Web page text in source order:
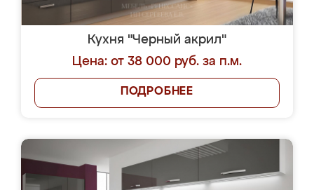
Кухня "Черный акрил"
Цена: от 38 000 руб. за п.м.
ПОДРОБНЕЕ